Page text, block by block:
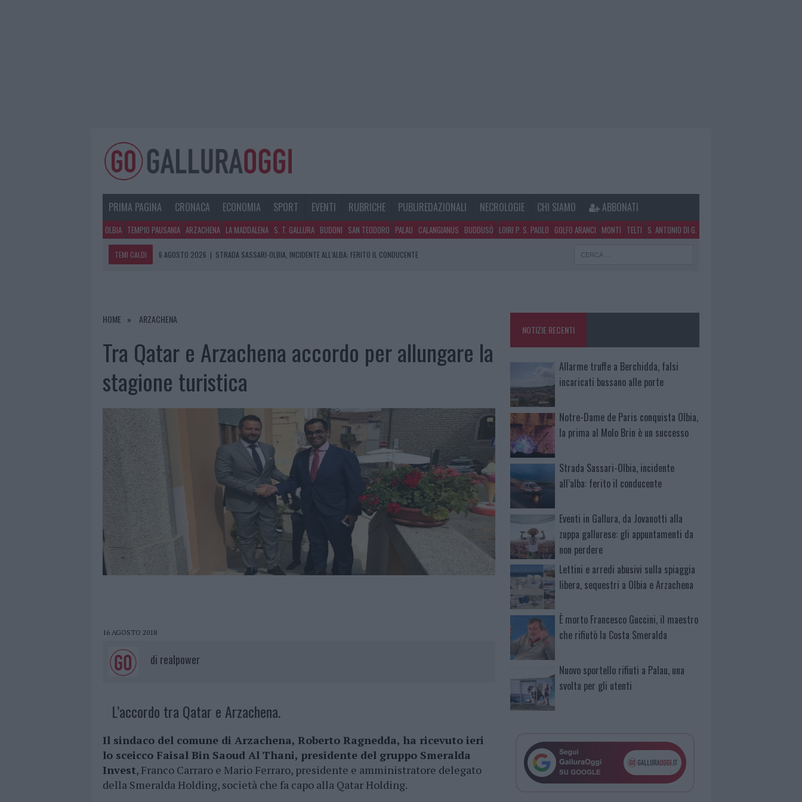
PRIMA PAGINA CRONACA ECONOMIA SPORT EVENTI RUBRICHE PUBLIREDAZIONALI NECROLOGIE CHI SIAMO ABBONATI
OLBIA TEMPIO PAUSANIA ARZACHENA LA MADDALENA S. T. GALLURA BUDONI SAN TEODORO PALAU CALANGIANUS BUDDUSÒ LOIRI P. S. PAOLO GOLFO ARANCI MONTI TELTI S. ANTONIO DI G.
TEMI CALDI 6 AGOSTO 2026 | STRADA SASSARI-OLBIA, INCIDENTE ALL’ALBA: FERITO IL CONDUCENTE
6 AGOSTO 2026 | ALLARME TRUFFE A BERCHIDDA, FALSI INCARICATI BUSSANO ALLE PORTE
HOME ARZACHENA
Tra Qatar e Arzachena accordo per allungare la
stagione turistica
16 AGOSTO 2018
di realpower
L’accordo tra Qatar e Arzachena.
Il sindaco del comune di Arzachena, Roberto Ragnedda, ha ricevuto ieri
lo sceicco Faisal Bin Saoud Al Thani, presidente del gruppo Smeralda
Invest, Franco Carraro e Mario Ferraro, presidente e amministratore delegato
della Smeralda Holding, società che fa capo alla Qatar Holding.
NOTIZIE RECENTI
Allarme truffe a Berchidda, falsi
incaricati bussano alle porte
Notre-Dame de Paris conquista Olbia,
la prima al Molo Brin è un successo
Strada Sassari-Olbia, incidente
all’alba: ferito il conducente
Eventi in Gallura, da Jovanotti alla
zuppa gallurese: gli appuntamenti da
non perdere
Lettini e arredi abusivi sulla spiaggia
libera, sequestri a Olbia e Arzachena
È morto Francesco Guccini, il maestro
che rifiutò la Costa Smeralda
Nuovo sportello rifiuti a Palau, una
svolta per gli utenti